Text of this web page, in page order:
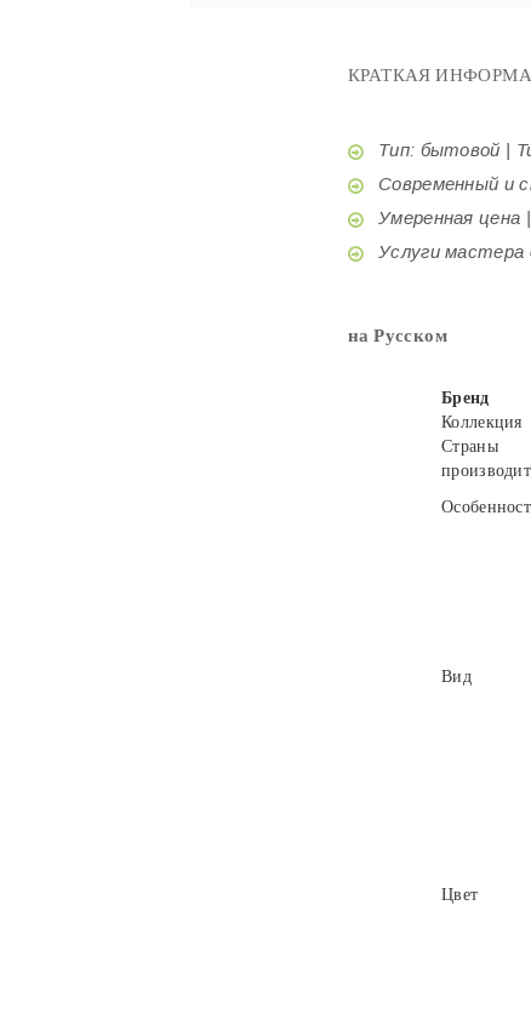
КРАТКАЯ
Тип: бытовой |
Современный и
Умеренная цена
Услуги мастера
на Русском
Бренд
Коллекция
Страны
Вид
Цвет